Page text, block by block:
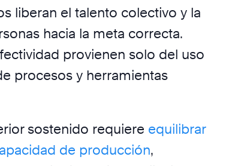
liberan el talento colectivo y la
hacia la meta correcta.
provienen solo del uso
procesos y herramientas
sostenido requiere equilibrar
de producción,